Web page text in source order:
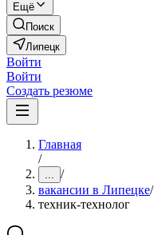
Ещё
Поиск
Липецк
Войти
Войти
Создать резюме
Главная
/
... /
вакансии в Липецке/
техник-технолог